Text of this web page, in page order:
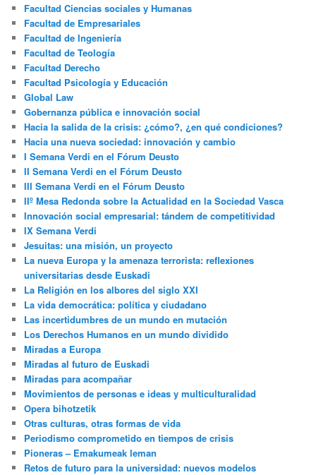
Facultad Ciencias sociales y Humanas
Facultad de Empresariales
Facultad de Ingeniería
Facultad de Teología
Facultad Derecho
Facultad Psicología y Educación
Global Law
Gobernanza pública e innovación social
Hacia la salida de la crisis: ¿cómo?, ¿en qué condiciones?
Hacia una nueva sociedad: innovación y cambio
I Semana Verdi en el Fórum Deusto
II Semana Verdi en el Fórum Deusto
III Semana Verdi en el Fórum Deusto
IIº Mesa Redonda sobre la Actualidad en la Sociedad Vasca
Innovación social empresarial: tándem de competitividad
IX Semana Verdi
Jesuitas: una misión, un proyecto
La nueva Europa y la amenaza terrorista: reflexiones
universitarias desde Euskadi
La Religión en los albores del siglo XXI
La vida democrática: política y ciudadano
Las incertidumbres de un mundo en mutación
Los Derechos Humanos en un mundo dividido
Miradas a Europa
Miradas al futuro de Euskadi
Miradas para acompañar
Movimientos de personas e ideas y multiculturalidad
Opera bihotzetik
Otras culturas, otras formas de vida
Periodismo comprometido en tiempos de crisis
Pioneras – Emakumeak leman
Retos de futuro para la universidad: nuevos modelos